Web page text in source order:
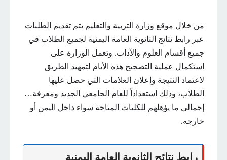
من خلال موقع وزارة التربية والتعليم يتم تقديم الطلبات
عبر رابط نتائج الثانوية العامة اليمنية لجميع الطلاب في
جميع أقسام العلوم والآداب. وتعمل الوزارة على
استكمال عملية التصحيح هذه الأيام لتمهيد الطريق
لاعتماد النتيجة وإعلان العلامات التي حصل عليها
الطلاب، وذلك استعداداً للعام الجامعي الجديد ومعرفة…
إجمالي ما يؤهلهم للكليات المتاحة سواء داخل اليمن أو
خارجه.
رابط نتائج الثانوية العامة اليمنية